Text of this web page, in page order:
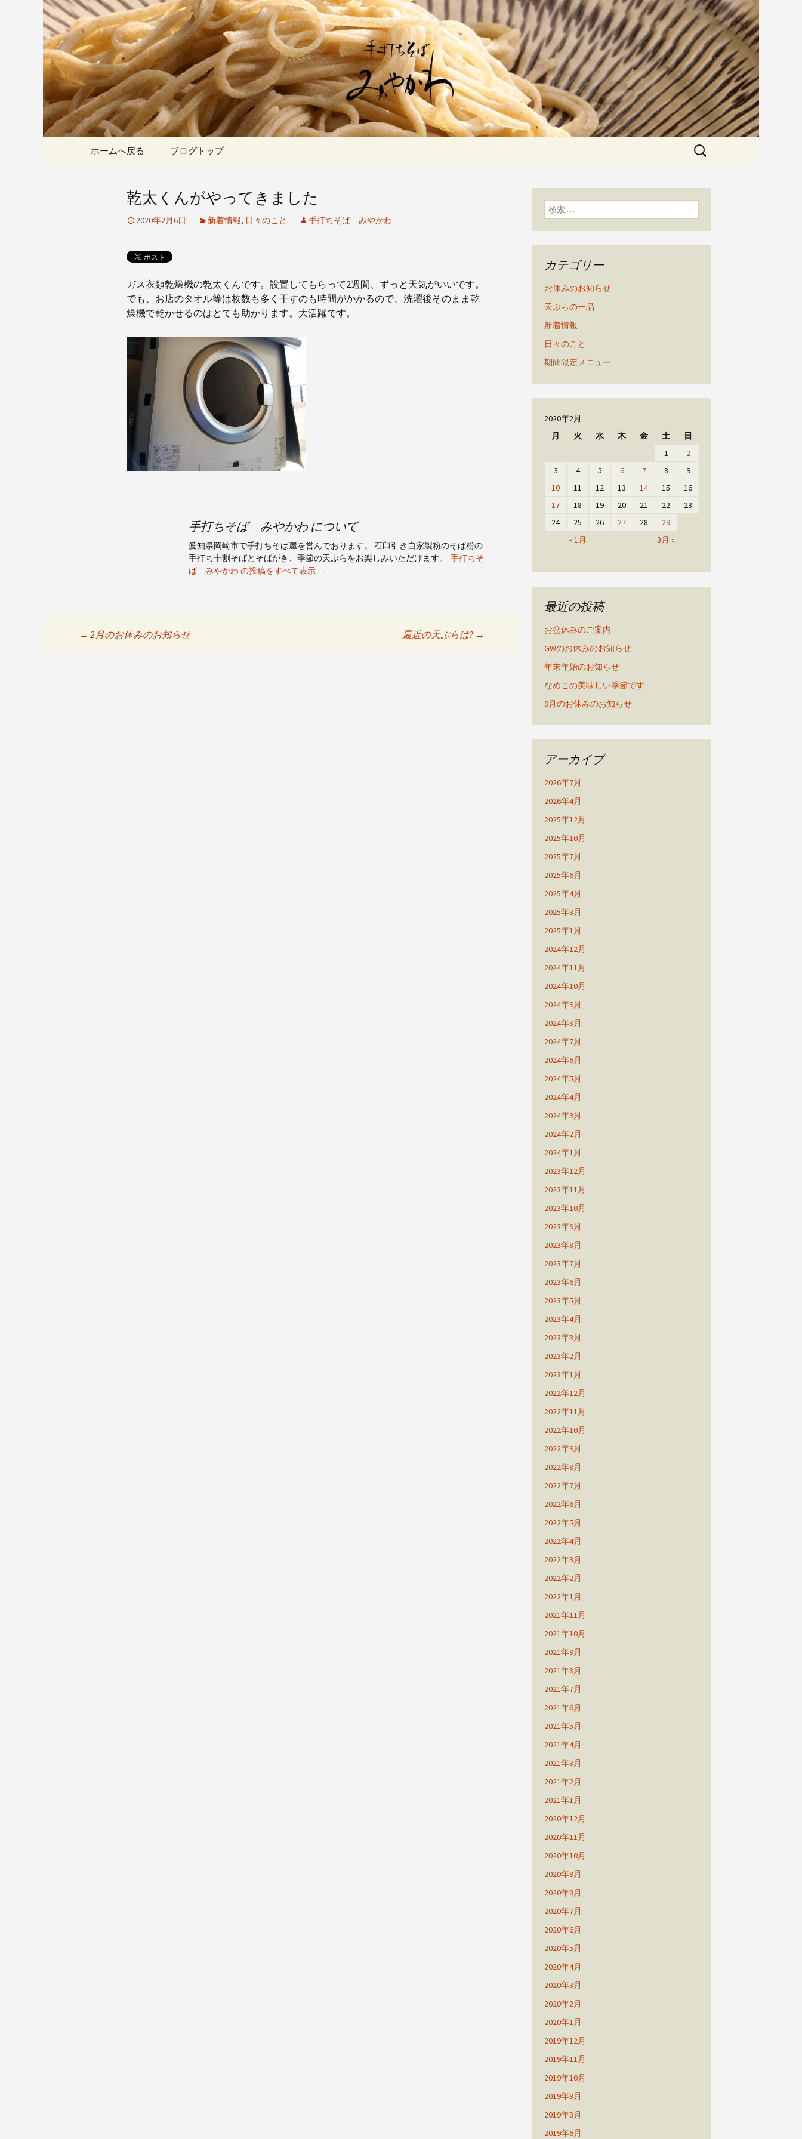
岡崎の「手打ちそば みやかわ」のブログ
です
愛知県岡崎市でひっそりと佇む「手打ちそばみやかわ」では自家製粉にこだわった一日十食限定の十
割そばをお楽しみいただけます。新しいそばや季節の食材を使用した天婦羅メニューなど新着情報は
こちら
コンテンツへ移動
ホームへ戻る ブログトップ
検
乾太くんがやってきました
2020年2月6日 新着情報, 日々のこと 手打ちそば みやかわ
ガス衣類乾燥機の乾太くんです。設置してもらって2週間、ずっと天気がいいです。
でも、お店のタオル等は枚数も多く干すのも時間がかかるので、洗濯後そのまま乾
燥機で乾かせるのはとても助かります。大活躍です。
手打ちそば みやかわ について
愛知県岡崎市で手打ちそば屋を営んでおります。 石臼引き自家製粉のそば粉の
手打ち十割そばとそばがき、季節の天ぷらをお楽しみいただけます。
手打ちそ
ば みやかわ の投稿をすべて表示 →
← 2月のお休みのお知らせ 最近の天ぷらは? →
検索:
カテゴリー
お休みのお知らせ
天ぷらの一品
新着情報
日々のこと
期間限定メニュー
2020年2月
月
火 水 木 金 土 日
« 1月 3月 »
1
2
3
4 5 6 7 8
9
10
11 12 13 14 15
16
17
18 19 20 21 22
23
24
25 26 27 28 29
最近の投稿
お盆休みのご案内
GWのお休みのお知らせ
年末年始のお知らせ
なめこの美味しい季節です
8月のお休みのお知らせ
アーカイブ
2026年7月
2026年4月
2025年12月
2025年10月
2025年7月
2025年6月
2025年4月
2025年3月
2025年1月
2024年12月
2024年11月
2024年10月
2024年9月
2024年8月
2024年7月
2024年6月
2024年5月
2024年4月
2024年3月
2024年2月
2024年1月
2023年12月
2023年11月
2023年10月
2023年9月
2023年8月
2023年7月
2023年6月
2023年5月
2023年4月
2023年3月
2023年2月
2023年1月
2022年12月
2022年11月
2022年10月
2022年9月
2022年8月
2022年7月
2022年6月
2022年5月
2022年4月
2022年3月
2022年2月
2022年1月
2021年11月
2021年10月
2021年9月
2021年8月
2021年7月
2021年6月
2021年5月
2021年4月
2021年3月
2021年2月
2021年1月
2020年12月
2020年11月
2020年10月
2020年9月
2020年8月
2020年7月
2020年6月
2020年5月
2020年4月
2020年3月
2020年2月
2020年1月
2019年12月
2019年11月
2019年10月
2019年9月
2019年8月
2019年6月